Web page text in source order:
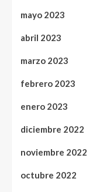
mayo 2023
abril 2023
marzo 2023
febrero 2023
enero 2023
diciembre 2022
noviembre 2022
octubre 2022